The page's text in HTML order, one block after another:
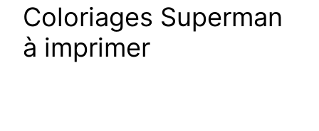
Coloriages Superman
à imprimer